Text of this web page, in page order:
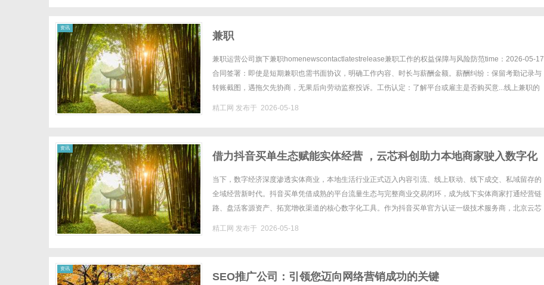
资讯
兼职
兼职运营公司旗下兼职homenewscontactlatestrelease兼职工作的权益保障与风险防范time：2026-05-17
合同签署：即使是短期兼职也需书面协议，明确工作内容、时长与薪酬金额。薪酬纠纷：保留考勤记录与
转账截图，遇拖欠先协商，无果后向劳动监察投诉。工伤认定：了解平台或雇主是否购买意...线上兼职的
精工网 发布于 2026-05-18
资讯
借力抖音买单生态赋能实体经营 ，云芯科创助力本地商家驶入数字化
增长快车道
当下，数字经济深度渗透实体商业，本地生活行业正式迈入内容引流、线上联动、线下成交、私域留存的
全域经营新时代。抖音买单凭借成熟的平台流量生态与完整商业交易闭环，成为线下实体商家打通经营链
路、盘活客源资产、拓宽增收渠道的核心数字化工具。作为抖音买单官方认证一级技术服务商，北京云芯
精工网 发布于 2026-05-18
资讯
SEO推广公司：引领您迈向网络营销成功的关键